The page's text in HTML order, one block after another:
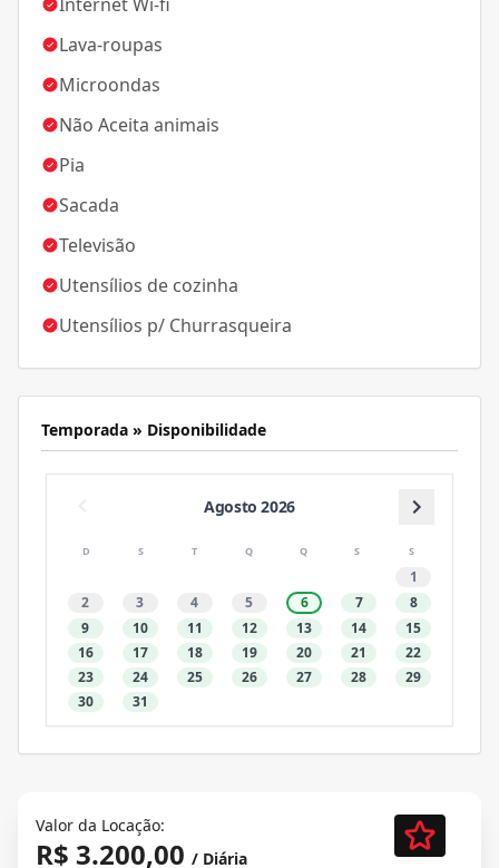
Lava-roupas
Microondas
Não Aceita animais
Pia
Sacada
Televisão
Utensílios de cozinha
Utensílios p/ Churrasqueira
Temporada » Disponibilidade
Agosto 2026
D S T Q Q S S
1
2
3 4 5 6 7
8
9
10 11 12 13 14
15
16
17 18 19 20 21
22
23
24 25 26 27 28
29
30
31
Valor da Locação:
R$ 3.200,00 / Diária